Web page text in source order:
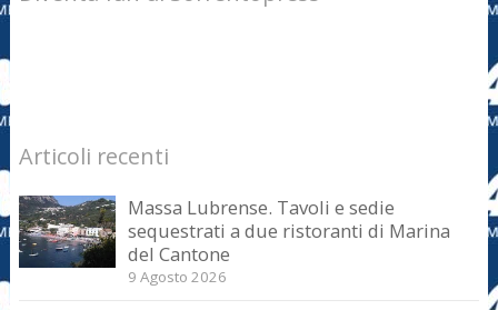
Articoli recenti
Massa Lubrense. Tavoli e sedie
sequestrati a due ristoranti di Marina
del Cantone
9 Agosto 2026